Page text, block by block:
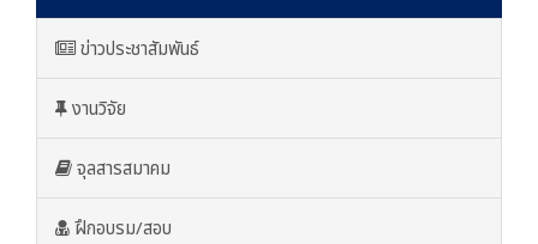
ข่าวประชาสัมพันธ์
งานวิจัย
จุลสารสมาคม
ฝึกอบรม/สอบ